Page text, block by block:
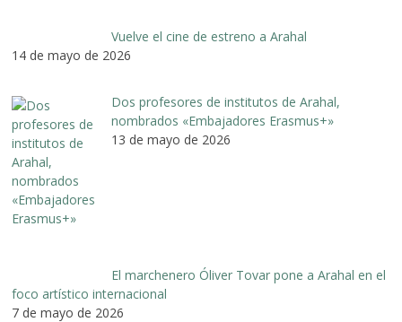
Vuelve el cine de estreno a Arahal
14 de mayo de 2026
Dos profesores de institutos de Arahal,
nombrados «Embajadores Erasmus+»
13 de mayo de 2026
El marchenero Óliver Tovar pone a Arahal en el
foco artístico internacional
7 de mayo de 2026